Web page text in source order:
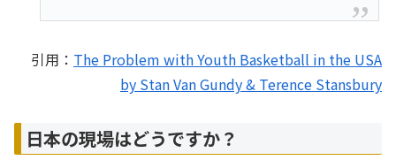
引用： The Problem with Youth Basketball in the USA
by Stan Van Gundy & Terence Stansbury
日本の現場はどうですか？